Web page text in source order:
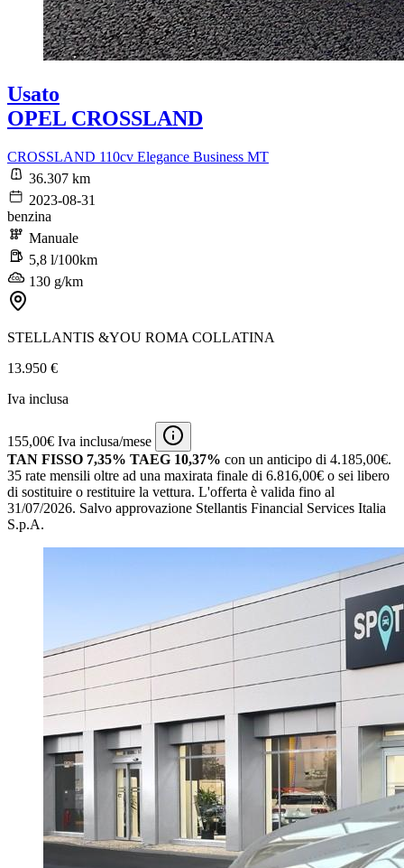
Usato
OPEL CROSSLAND
CROSSLAND 110cv Elegance Business MT
36.307 km
2023-08-31
benzina
Manuale
5,8 l/100km
130 g/km
STELLANTIS &YOU ROMA COLLATINA
13.950 €
Iva inclusa
155,00€ Iva inclusa/mese
TAN FISSO 7,35% TAEG 10,37% con un anticipo di 4.185,00€.
35 rate mensili oltre ad una maxirata finale di 6.816,00€ o sei libero
di sostituire o restituire la vettura. L'offerta è valida fino al
31/07/2026. Salvo approvazione Stellantis Financial Services Italia
S.p.A.